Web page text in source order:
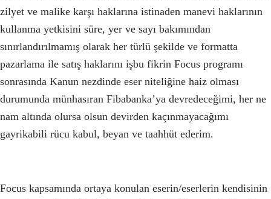
zilyet ve malike karşı haklarına istinaden manevi haklarının
kullanma yetkisini süre, yer ve sayı bakımından
sınırlandırılmamış olarak her türlü şekilde ve formatta
pazarlama ile satış haklarını işbu fikrin Focus programı
sonrasında Kanun nezdinde eser niteliğine haiz olması
durumunda münhasıran Fibabanka’ya devredeceğimi, her ne
nam altında olursa olsun devirden kaçınmayacağımı
gayrikabili rücu kabul, beyan ve taahhüt ederim.
Focus kapsamında ortaya konulan eserin/eserlerin kendisinin